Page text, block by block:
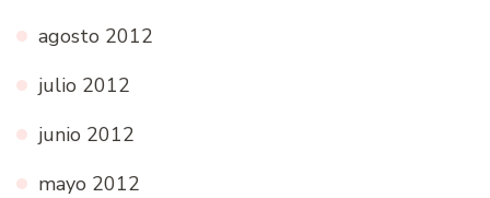
agosto 2012
julio 2012
junio 2012
mayo 2012